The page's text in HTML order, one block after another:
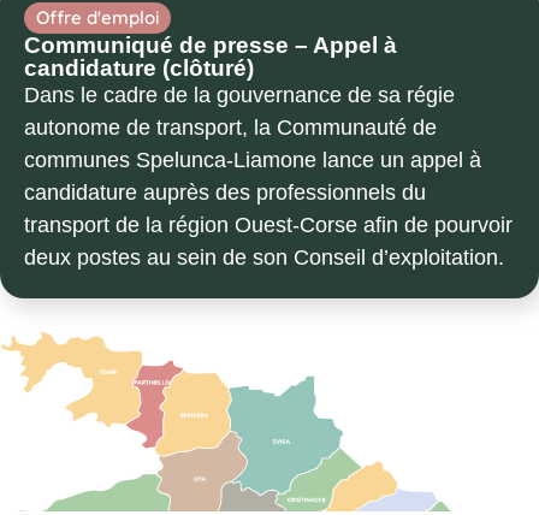
Offre d'emploi
Communiqué de presse – Appel à
candidature (clôturé)
Dans le cadre de la gouvernance de sa régie
autonome de transport, la Communauté de
communes Spelunca-Liamone lance un appel à
candidature auprès des professionnels du
transport de la région Ouest-Corse afin de pourvoir
deux postes au sein de son Conseil d’exploitation.